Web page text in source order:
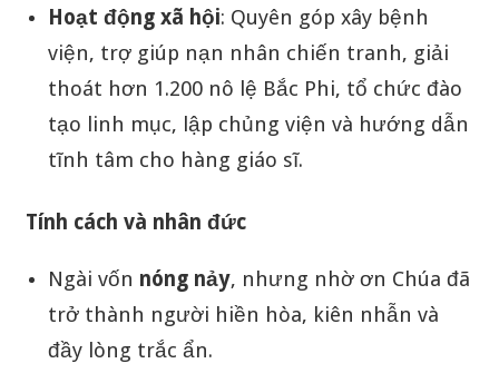
Hoạt động xã hội: Quyên góp xây bệnh
viện, trợ giúp nạn nhân chiến tranh, giải
thoát hơn 1.200 nô lệ Bắc Phi, tổ chức đào
tạo linh mục, lập chủng viện và hướng dẫn
tĩnh tâm cho hàng giáo sĩ.
Tính cách và nhân đức
Ngài vốn nóng nảy, nhưng nhờ ơn Chúa đã
trở thành người hiền hòa, kiên nhẫn và
đầy lòng trắc ẩn.